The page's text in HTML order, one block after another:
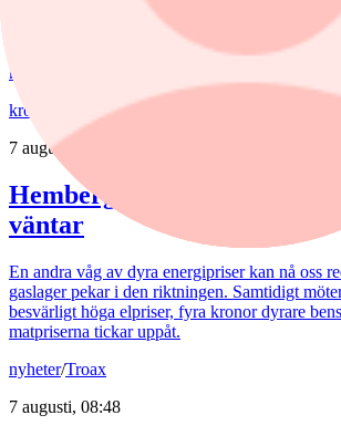
Hundratals kryptobörser blev olagliga i EU
bedragare som myndigheter med förfalskade
kunder på deras pengar.
krönika
Inflation
7 augusti, 09:38
Hemberg: Energikris och
väntar
En andra våg av dyra energipriser kan nå oss
gaslager pekar i den riktningen. Samtidigt
besvärligt höga elpriser, fyra kronor dyrare
matpriserna tickar uppåt.
nyheter/Troax
7 augusti, 08:48